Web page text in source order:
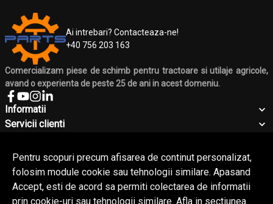
Ai intrebari? Contacteaza-ne!
+40 756 203 163
Comercializam piese de schimb pentru tractoare si utilaje agricole,
avand o experienta de peste 25 de ani in acest domeniu.
Informatii
Servicii clienti
Contact
© Copyright 2026 Silmecom. Toate drepturile rezervate.
Pentru scopuri precum afisarea de continut personalizat,
folosim module cookie sau tehnologii similare. Apasand
Accept, esti de acord sa permiti colectarea de informatii
prin cookie-uri sau tehnologii similare. Afla in sectiunea